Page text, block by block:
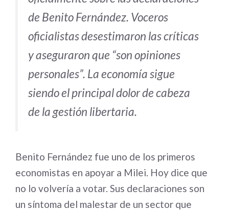
de Benito Fernández. Voceros
oficialistas desestimaron las críticas
y aseguraron que “son opiniones
personales”. La economía sigue
siendo el principal dolor de cabeza
de la gestión libertaria.
Benito Fernández fue uno de los primeros
economistas en apoyar a Milei. Hoy dice que
no lo volvería a votar. Sus declaraciones son
un síntoma del malestar de un sector que